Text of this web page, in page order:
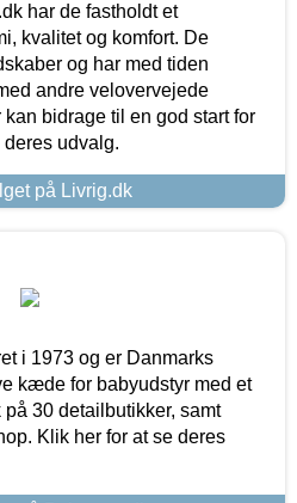
har de fastholdt et
kvalitet og komfort. De
og har med tiden
andre velovervejede
bidrage til en god start for
udvalg.
på Livrig.dk
i 1973 og er Danmarks
kæde for babyudstyr med et
30 detailbutikker, samt
Klik her for at se deres